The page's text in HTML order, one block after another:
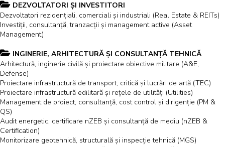
DEZVOLTATORI ȘI INVESTITORI
Dezvoltatori rezidențiali, comerciali și industriali (Real Estate & REITs)
Investiții, consultanță, tranzacții și management active (Asset
Management)
INGINERIE, ARHITECTURĂ ȘI CONSULTANȚĂ TEHNICĂ
Arhitectură, inginerie civilă și proiectare obiective militare (A&E,
Defense)
Proiectare infrastructură de transport, critică și lucrări de artă (TEC)
Proiectare infrastructură edilitară și rețele de utilități (Utilities)
Management de proiect, consultanță, cost control și dirigenție (PM &
QS)
Audit energetic, certificare nZEB și consultanță de mediu (nZEB &
Certification)
Monitorizare geotehnică, structurală și inspecție tehnică (MGS)